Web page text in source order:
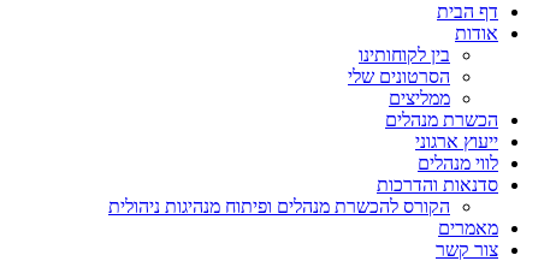
דף הבית
אודות
בין לקוחותינו
הסרטונים שלי
ממליצים
הכשרת מנהלים
ייעוץ ארגוני
לווי מנהלים
סדנאות והדרכות
הקורס להכשרת מנהלים ופיתוח מנהיגות ניהולית
מאמרים
צור קשר